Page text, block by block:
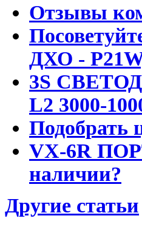
Отзывы
ДХО -
3S
L2 3000-
Подобрать
VX-6R
наличии?
Другие статьи